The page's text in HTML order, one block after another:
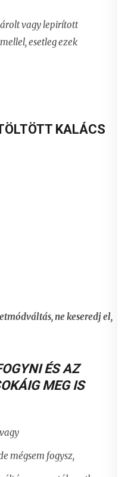
vagy lepirított
esetleg ezek
KALÁCS
ne keseredj el,
ÉS AZ
MEG IS
mégsem fogysz,